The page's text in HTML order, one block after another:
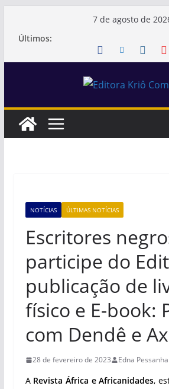
conteúdo
7 de agosto de
Últimos:
NOTÍCIAS ÚLTIMAS NOTÍCIAS
Escritores
participe do
publicação de
físico e E-book:
com Dendê e
28 de fevereiro de 2023 Edna Pessanha
A Revista África e Africanidades,